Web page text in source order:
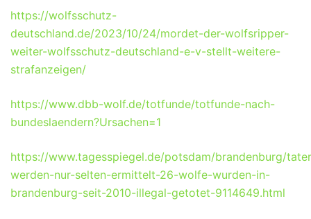
https://wolfsschutz-
deutschland.de/2023/10/24/mordet-der-wolfsripper-
weiter-wolfsschutz-deutschland-e-v-stellt-weitere-
strafanzeigen/
https://www.dbb-wolf.de/totfunde/totfunde-nach-
bundeslaendern?Ursachen=1
https://www.tagesspiegel.de/potsdam/brandenburg/
werden-nur-selten-ermittelt-26-wolfe-wurden-in-
brandenburg-seit-2010-illegal-getotet-9114649.html